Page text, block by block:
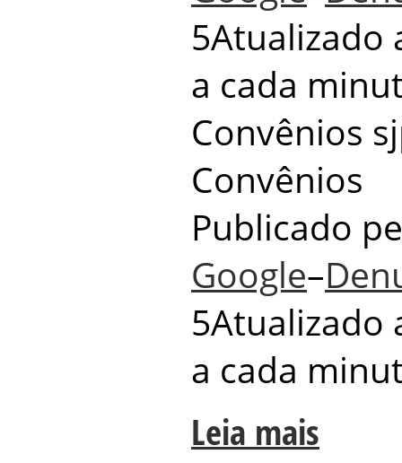
5Atualizado
a cada
Convênios
Convênios
Publicado
Google–
5Atualizado
a cada
Leia mais